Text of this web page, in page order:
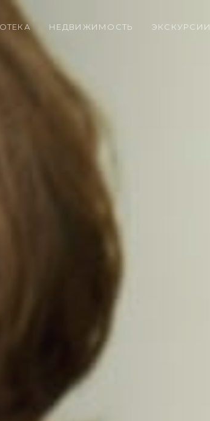
НЕДВИЖИМОСТЬ ЭКСКУРСИИ